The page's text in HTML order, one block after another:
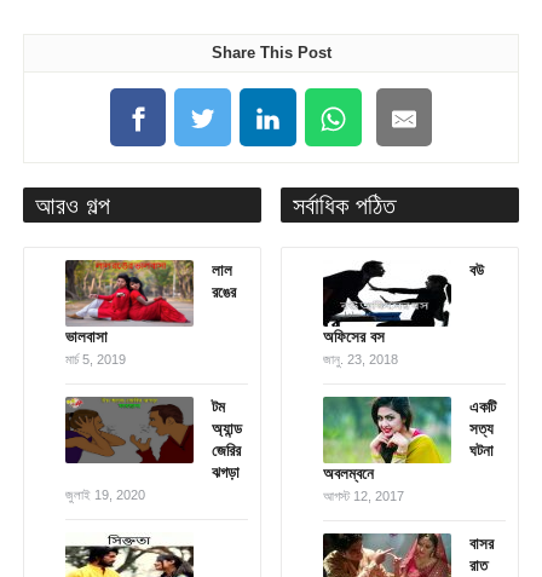
Share This Post
আরও গল্প
লাল
রঙের
ভালবাসা
মার্চ 5, 2019
টম
অ্যান্ড
জেরির
ঝগড়া
জুলাই 19, 2020
সর্বাধিক পঠিত
বউ
অফিসের বস
জানু. 23, 2018
একটি
সত্য
ঘটনা
অবলম্বনে
আগস্ট 12, 2017
বাসর
রাত